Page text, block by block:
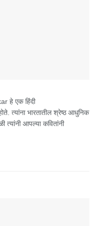
हे एक हिंदी
त्यांना भारतातील श्रेष्ठ आधुनिक
त्यांनी आपल्या कवितांनी